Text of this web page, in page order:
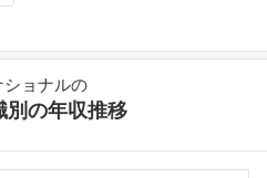
ョナルの
別の年収推移